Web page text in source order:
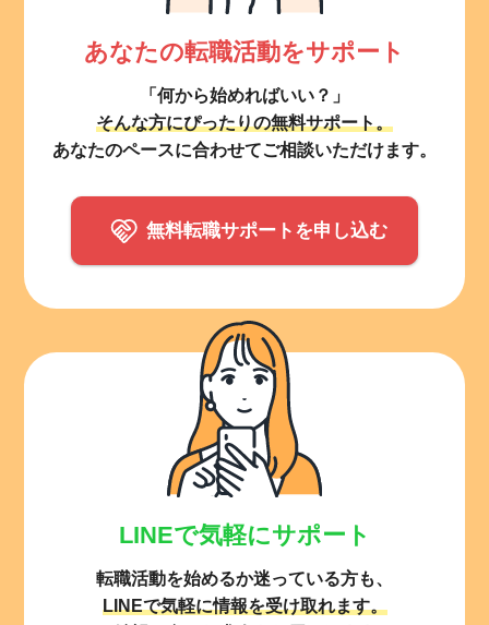
あなたの転職活動をサポート
「何から始めればいい？」
そんな方にぴったりの無料サポート。
あなたのペースに合わせてご相談いただけます。
無料転職サポートを申し込む
LINEで気軽にサポート
転職活動を始めるか迷っている方も、
LINEで気軽に情報を受け取れます。